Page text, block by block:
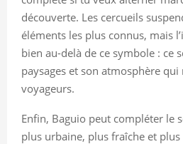
découverte. Les cercueils
éléments les plus connus, mais
bien au-delà de ce symbole : ce
paysages et son atmosphère
voyageurs.
Enfin, Baguio peut compléter le
plus urbaine, plus fraîche et